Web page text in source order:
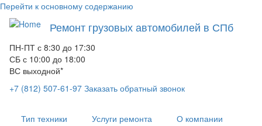
Перейти к основному содержанию
Ремонт грузовых автомобилей в СПб
ПН-ПТ с 8:30 до 17:30
СБ с 10:00 до 18:00
ВС выходной*
+7 (812) 507-61-97 Заказать обратный звонок
Тип техники Услуги ремонта О компании